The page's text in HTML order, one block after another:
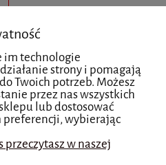
otrzymywać informacje o nowościach
im technologie
strony i pomagają
Twoich potrzeb. Możesz
przez nas wszystkich
lub dostosować
preferencji, wybierając
w naszej